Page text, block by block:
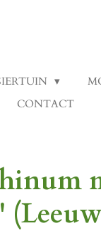
CONTACT